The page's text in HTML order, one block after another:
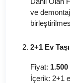
ve
2+1 Ev
Fiyat:
İçerik: 2+1